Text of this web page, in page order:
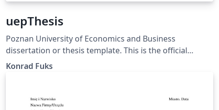
uepThesis
Poznan University of Economics and Business
dissertation or thesis template. This is the official
template, satisfying the PUEB requirements specified in
Konrad Fuks